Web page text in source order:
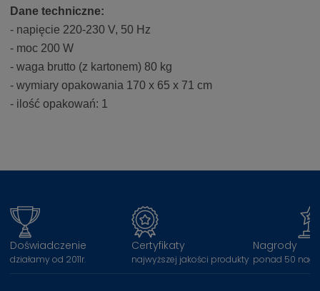
Dane techniczne:
- napięcie 220-230 V, 50 Hz
- moc 200 W
- waga brutto (z kartonem) 80 kg
- wymiary opakowania 170 x 65 x 71 cm
- ilość opakowań: 1
Doświadczenie
działamy od 2011r.
Certyfikaty
najwyższej jakości produkty
Nagrody
ponad 50